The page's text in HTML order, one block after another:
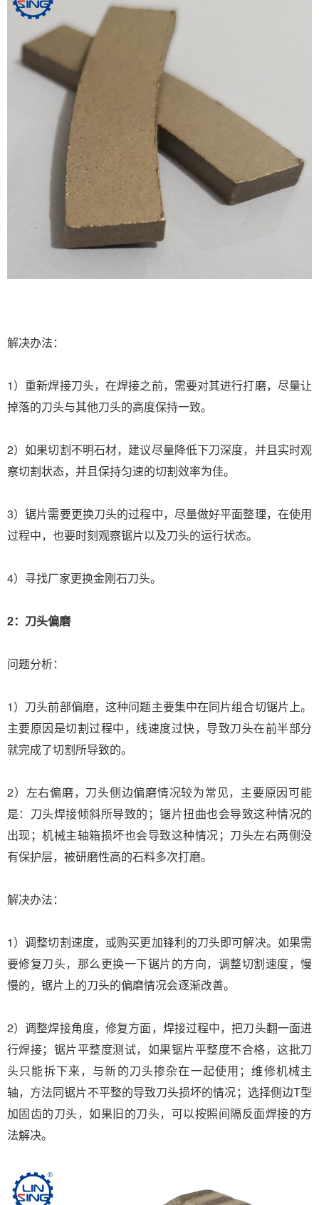
解决办法：
1）重新焊接刀头，在焊接之前，需要对其进行打磨，尽量让
掉落的刀头与其他刀头的高度保持一致。
2）如果切割不明石材，建议尽量降低下刀深度，并且实时观
察切割状态，并且保持匀速的切割效率为佳。
3）锯片需要更换刀头的过程中，尽量做好平面整理，在使用
过程中，也要时刻观察锯片以及刀头的运行状态。
4）寻找厂家更换金刚石刀头。
2：刀头偏磨
问题分析：
1）刀头前部偏磨，这种问题主要集中在同片组合切锯片上。
主要原因是切割过程中，线速度过快，导致刀头在前半部分
就完成了切割所导致的。
2）左右偏磨，刀头侧边偏磨情况较为常见，主要原因可能
是：刀头焊接倾斜所导致的；锯片扭曲也会导致这种情况的
出现；机械主轴箱损坏也会导致这种情况；刀头左右两侧没
有保护层，被研磨性高的石料多次打磨。
解决办法：
1）调整切割速度，或购买更加锋利的刀头即可解决。如果需
要修复刀头，那么更换一下锯片的方向，调整切割速度，慢
慢的，锯片上的刀头的偏磨情况会逐渐改善。
2）调整焊接角度，修复方面，焊接过程中，把刀头翻一面进
行焊接；锯片平整度测试，如果锯片平整度不合格，这批刀
头只能拆下来，与新的刀头掺杂在一起使用；维修机械主
轴，方法同锯片不平整的导致刀头损坏的情况；选择侧边T型
加固齿的刀头，如果旧的刀头，可以按照间隔反面焊接的方
法解决。